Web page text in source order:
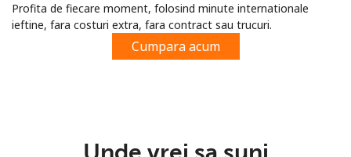
Profita de fiecare moment, folosind minute internationale
ieftine, fara costuri extra, fara contract sau trucuri.
Cumpara acum